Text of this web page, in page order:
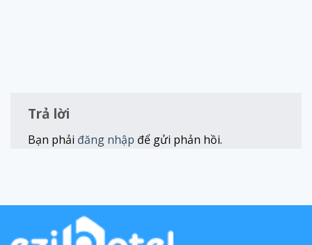
Trả lời
Bạn phải đăng nhập để gửi phản hồi.